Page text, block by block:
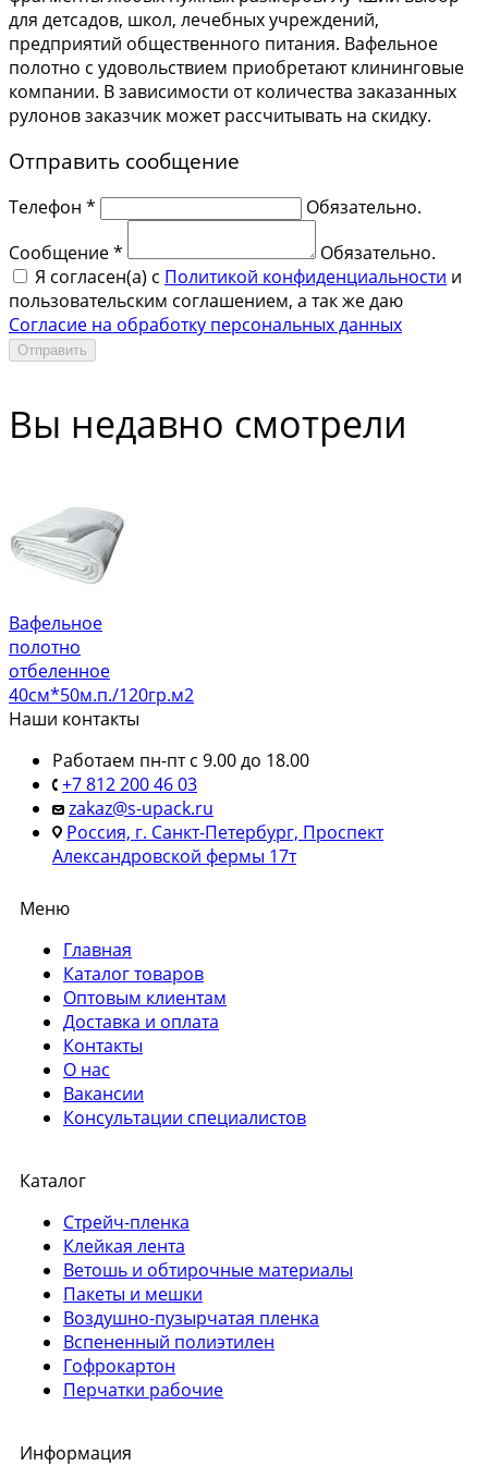
для детсадов, школ, лечебных учреждений,
предприятий общественного питания. Вафельное
полотно с удовольствием приобретают клининговые
компании. В зависимости от количества заказанных
рулонов заказчик может рассчитывать на скидку.
Отправить сообщение
Телефон *
Обязательно.
Сообщение *
Обязательно.
Я согласен(a) с Политикой конфиденциальности и
пользовательским соглашением, а так же даю
Согласие на обработку персональных данных
Отправить
Вы недавно смотрели
Вафельное
полотно
отбеленное
40см*50м.п./120гр.м2
Наши контакты
Работаем пн-пт с 9.00 до 18.00
+7 812 200 46 03
zakaz@s-upack.ru
Россия, г. Санкт-Петербург, Проспект
Александровской фермы 17т
Меню
Главная
Каталог товаров
Оптовым клиентам
Доставка и оплата
Контакты
О нас
Вакансии
Консультации специалистов
Каталог
Стрейч-пленка
Клейкая лента
Ветошь и обтирочные материалы
Пакеты и мешки
Воздушно-пузырчатая пленка
Вспененный полиэтилен
Гофрокартон
Перчатки рабочие
Информация